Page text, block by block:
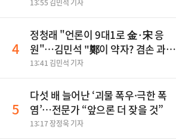
13:55 김민석 기자
4
정청래 "언론이 9대1로 金·宋 응
원"…김민석 "鄭이 약자? 겸손 과하
다"
13:41 김민석 기자
5
다섯 배 늘어난 ‘괴물 폭우·극한 폭
염’…전문가 “앞으론 더 잦을 것”
13:17 장정욱 기자